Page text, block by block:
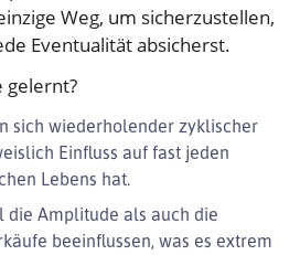
Weg, um sicherzustellen,
Eventualität absicherst.
gelernt?
sich wiederholender zyklischer
Einfluss auf fast jeden
Lebens hat.
die Amplitude als auch die
beeinflussen, was es extrem